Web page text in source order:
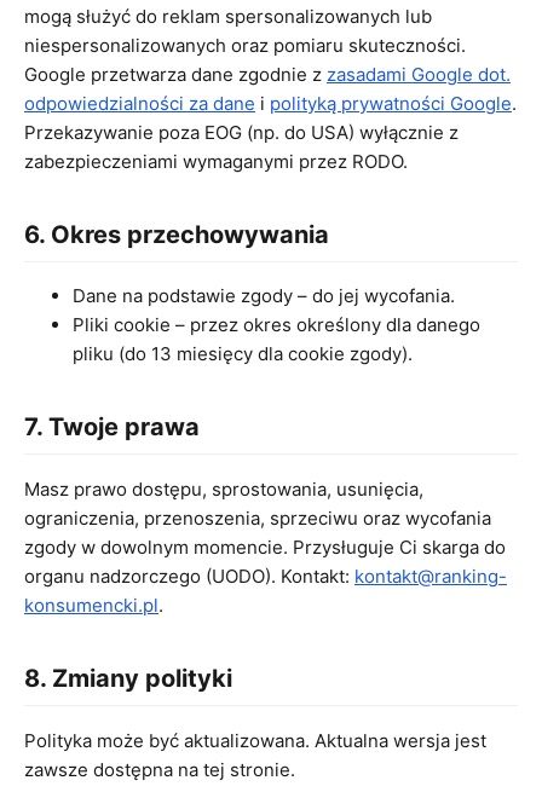
mogą służyć do reklam spersonalizowanych lub
niespersonalizowanych oraz pomiaru skuteczności.
Google przetwarza dane zgodnie z zasadami Google dot.
odpowiedzialności za dane i polityką prywatności Google.
Przekazywanie poza EOG (np. do USA) wyłącznie z
zabezpieczeniami wymaganymi przez RODO.
6. Okres przechowywania
Dane na podstawie zgody – do jej wycofania.
Pliki cookie – przez okres określony dla danego
pliku (do 13 miesięcy dla cookie zgody).
7. Twoje prawa
Masz prawo dostępu, sprostowania, usunięcia,
ograniczenia, przenoszenia, sprzeciwu oraz wycofania
zgody w dowolnym momencie. Przysługuje Ci skarga do
organu nadzorczego (UODO). Kontakt: kontakt@ranking-
konsumencki.pl.
8. Zmiany polityki
Polityka może być aktualizowana. Aktualna wersja jest
zawsze dostępna na tej stronie.